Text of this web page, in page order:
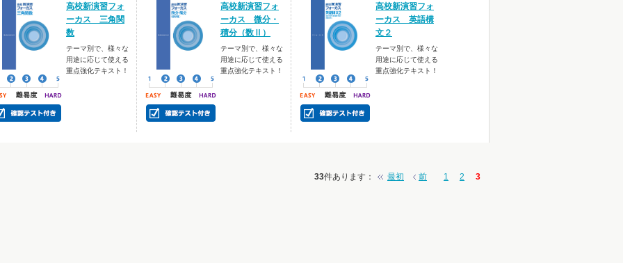
高校新演習フォ
ーカス 三角関
数
テーマ別で、様々な
用途に応じて使える
重点強化テキスト！
高校新演習フォ
ーカス 微分・
積分（数Ⅱ）
テーマ別で、様々な
用途に応じて使える
重点強化テキスト！
高校新演習フォ
ーカス 英語構
文２
テーマ別で、様々な
用途に応じて使える
重点強化テキスト！
33件あります ： 最初 前 1 2 3